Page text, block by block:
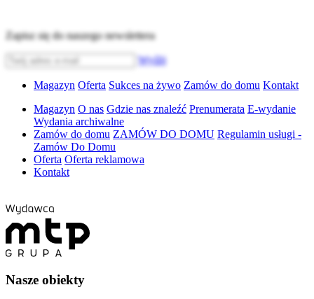
Zapisz się do naszego newslettera
Wyślij
Magazyn Oferta Sukces na żywo Zamów do domu Kontakt
Magazyn O nas Gdzie nas znaleźć Prenumerata E-wydanie
Wydania archiwalne
Zamów do domu ZAMÓW DO DOMU Regulamin usługi -
Zamów Do Domu
Oferta Oferta reklamowa
Kontakt
Nasze obiekty